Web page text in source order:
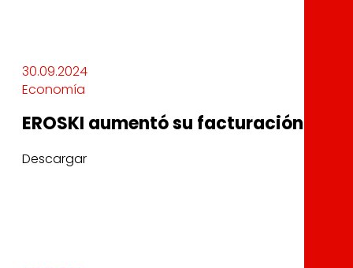
30.09.2024
Economía
EROSKI aumentó su facturación un
Descargar